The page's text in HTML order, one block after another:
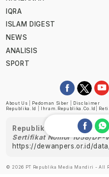
IQRA
ISLAM DIGEST
NEWS
ANALISIS
SPORT
About Us Pedoman Siber
Disclaimer
Republika.id
Ihram.republika.co.id
Republika telah
Sertifikat Nomor 1058/
https://dewanpers.or.id/
© 2026 PT Republika Media Mandiri - All